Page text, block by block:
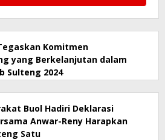
Komitmen
yang Berkelanjutan dalam
Sulteng 2024
Buol Hadiri Deklarasi
Anwar-Reny Harapkan
Satu